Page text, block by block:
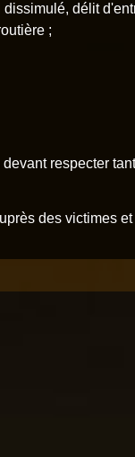
dissimulé, délit
;
respecter
des victimes